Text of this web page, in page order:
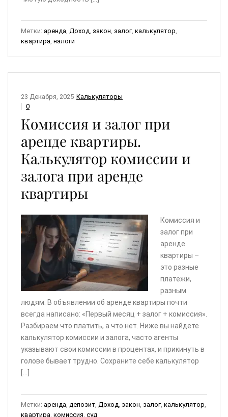
Метки: аренда Доход закон залог, калькулятор
квартира налоги
Калькуляторы
23 Декабря, 2025
0
Комиссия и залог при
аренде квартиры.
Калькулятор комиссии и
залога при аренде
квартиры
Комиссия и
залог при
аренде
квартиры –
это разные
платежи,
разным
людям. В объявлении об аренде квартиры почти
всегда написано: «Первый месяц + залог + комиссия».
Разбираем что платить, а что нет. Ниже вы найдете
калькулятор комиссии и залога, часто агенты
указывают свои комиссии в процентах, и прикинуть в
голове бывает трудно. Сохраните себе калькулятор
Метки: аренда депозит Доход закон залог, калькулятор
квартира комиссия суд